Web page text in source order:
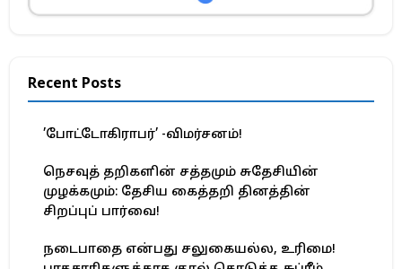
Recent Posts
’போட்டோகிராபர்’ -விமர்சனம்!
நெசவுத் தறிகளின் சத்தமும் சுதேசியின்
முழக்கமும்: தேசிய கைத்தறி தினத்தின்
சிறப்புப் பார்வை!
நடைபாதை என்பது சலுகையல்ல, உரிமை!